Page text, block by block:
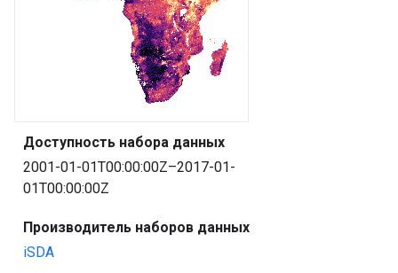
Доступность набора данных
2001-01-01T00:00:00Z–2017-01-
01T00:00:00Z
Производитель наборов данных
iSDA